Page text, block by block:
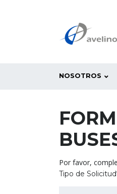
NOSOTROS
Por favor,
Tipo de